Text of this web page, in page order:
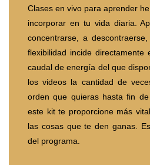
Clases en vivo para aprender
incorporar en tu vida diaria.
concentrarse, a
flexibilidad incide
caudal de energía del que
los videos la cantidad de
orden que quieras hasta fin
este kit te proporcione más
las cosas que te den ganas.
del programa.